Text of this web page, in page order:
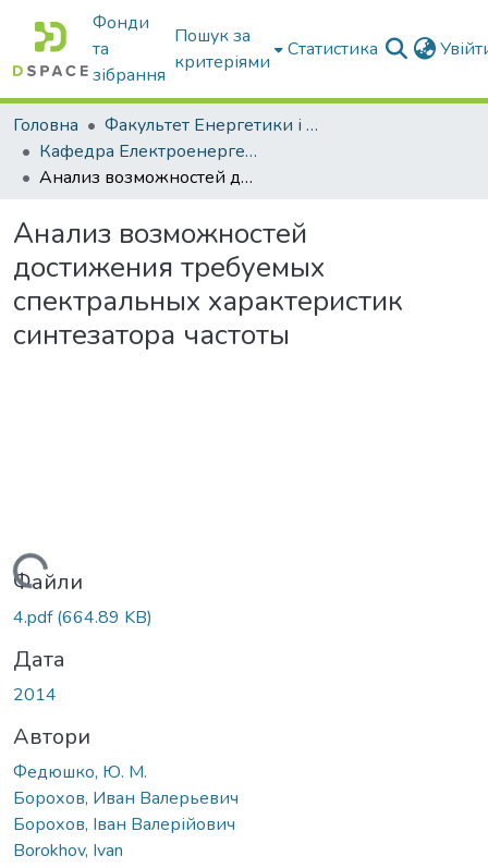
Фонди
та
зібрання
Пошук за
критеріями
Статистика
Головна
Факультет Енергетики і комп'ютерних технологій
Кафедра Електроенергетики і електротехнологій
Анализ возможностей достижения требуемых спектральных характеристик синтезатора частоты
Анализ возможностей
достижения требуемых
спектральных характеристик
синтезатора частоты
Вантажиться...
Файли
4.pdf(664.89 KB)
Дата
2014
Автори
Федюшко, Ю. М.
Борохов, Иван Валерьевич
Борохов, Іван Валерійович
Borokhov, Ivan